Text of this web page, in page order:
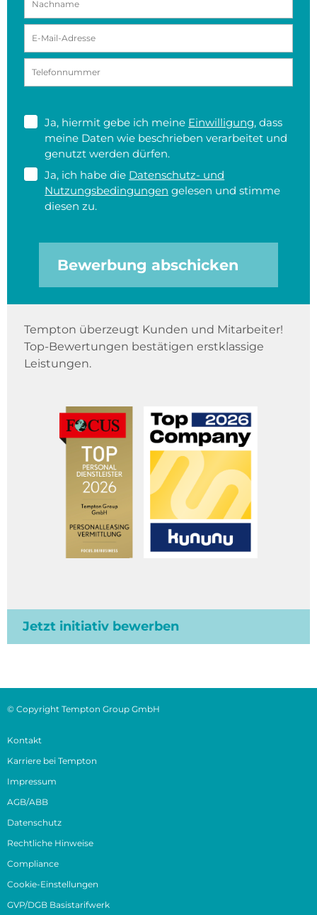
Ja, hiermit gebe ich meine Einwilligung, dass
meine Daten wie beschrieben verarbeitet und
genutzt werden dürfen.
Ja, ich habe die Datenschutz- und
Nutzungsbedingungen gelesen und stimme
diesen zu.
Bewerbung abschicken
Tempton überzeugt Kunden und Mitarbeiter!
Top-Bewertungen bestätigen erstklassige
Leistungen.
Jetzt initiativ bewerben
© Copyright Tempton Group GmbH
Kontakt
Karriere bei Tempton
Impressum
AGB/ABB
Datenschutz
Rechtliche Hinweise
Compliance
Cookie-Einstellungen
GVP/DGB Basistarifwerk